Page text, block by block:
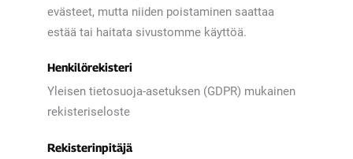
evästeet, mutta niiden poistaminen saattaa
estää tai haitata sivustomme käyttöä.
Henkilörekisteri
Yleisen tietosuoja-asetuksen (GDPR) mukainen
rekisteriseloste
Rekisterinpitäjä